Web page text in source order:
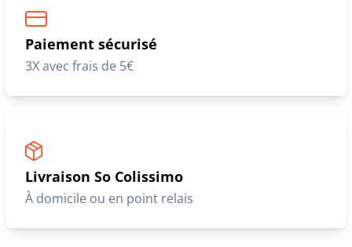
Paiement sécurisé
3X avec frais de 5€
Livraison So Colissimo
À domicile ou en point relais